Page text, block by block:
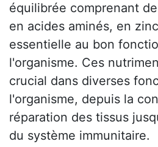
équilibrée comprenant
en acides aminés, en
essentielle au bon
l'organisme. Ces
crucial dans diverses
l'organisme, depuis la
réparation des tissus
du système immunitaire.